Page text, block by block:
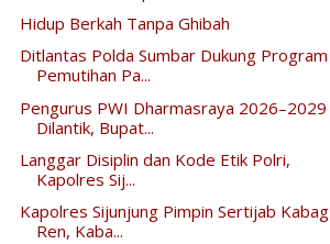
Hidup Berkah Tanpa Ghibah
Ditlantas Polda Sumbar Dukung Program
Pemutihan Pa...
Pengurus PWI Dharmasraya 2026–2029
Dilantik, Bupat...
Langgar Disiplin dan Kode Etik Polri,
Kapolres Sij...
Kapolres Sijunjung Pimpin Sertijab Kabag
Ren, Kaba...